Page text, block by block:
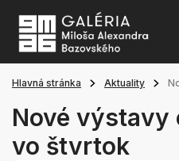
Hlavná stránka Aktuality
Nové výstavy
vo štvrtok